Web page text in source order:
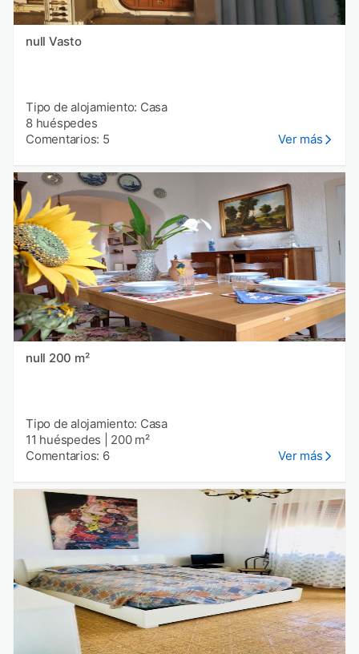
null Vasto
Tipo de alojamiento: Casa
8 huéspedes
Comentarios: 5
Ver más
null 200 m²
Tipo de alojamiento: Casa
11 huéspedes
200 m²
Comentarios: 6
Ver más